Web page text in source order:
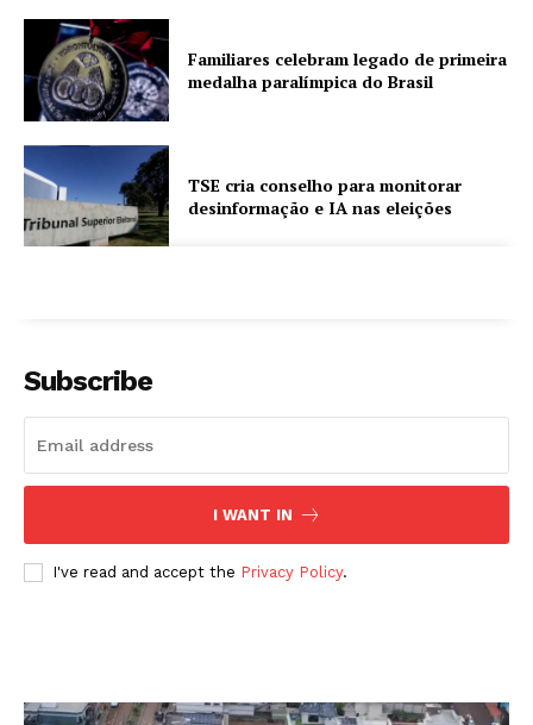
Familiares celebram legado de primeira
medalha paralímpica do Brasil
TSE cria conselho para monitorar
desinformação e IA nas eleições
Subscribe
I WANT IN
I've read and accept the Privacy Policy.